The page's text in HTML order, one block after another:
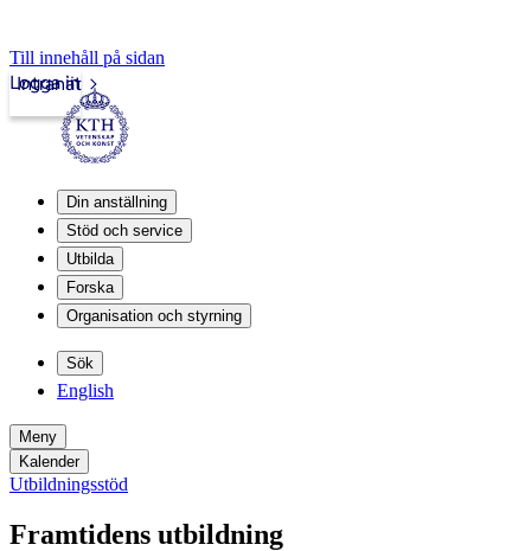
Till innehåll på sidan
Intranät
Logga in
Din anställning
Stöd och service
Utbilda
Forska
Organisation och styrning
Sök
English
Meny
Kalender
Utbildningsstöd
Framtidens utbildning